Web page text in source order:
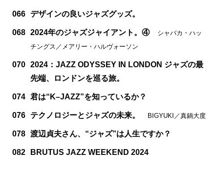
066 デザインの良いジャズグッズ。
068 2024年のジャズジャイアント。④
シャバカ・ハッ
チングス／メアリー・ハルヴォーソン
070 2024：JAZZ ODYSSEY IN LONDON ジャズの最
先端、ロンドンを巡る旅。
074 君は“K–JAZZ”を知っているか？
076 テクノロジーとジャズの未来。 BIGYUKI／真鍋大度
078 渡辺貞夫さん、“ジャズ”は人生ですか？
082 BRUTUS JAZZ WEEKEND 2024